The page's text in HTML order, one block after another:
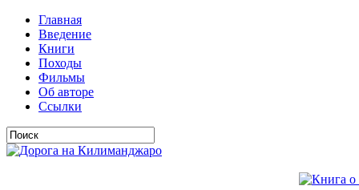
Главная
Введение
Книги
Походы
Фильмы
Об авторе
Ссылки